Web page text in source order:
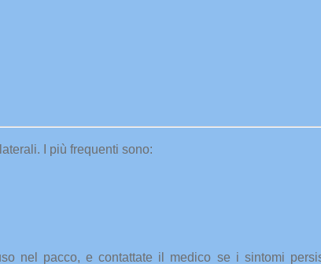
I più frequenti sono:
nel pacco, e contattate il medico se i sintomi